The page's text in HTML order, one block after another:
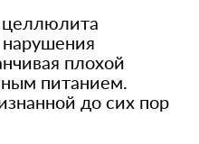
целлюлита
плохой
питанием.
до сих пор